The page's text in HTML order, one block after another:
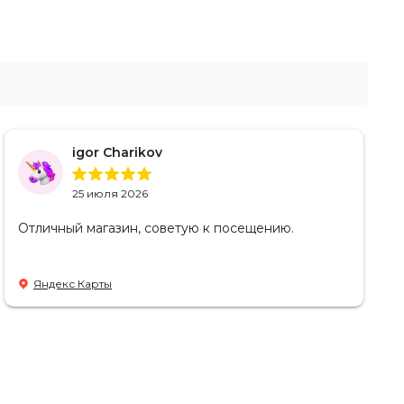
igor Charikov
25 июля 2026
Отличный магазин, советую к посещению.
Яндекс Карты